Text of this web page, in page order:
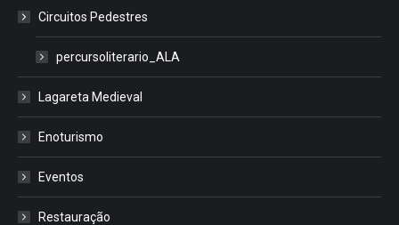
Circuitos Pedestres
percursoliterario_ALA
Lagareta Medieval
Enoturismo
Eventos
Restauração